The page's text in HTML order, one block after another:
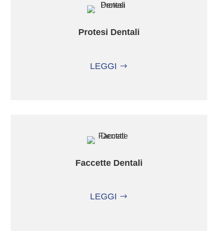
Protesi Dentali
LEGGI
Faccette Dentali
LEGGI